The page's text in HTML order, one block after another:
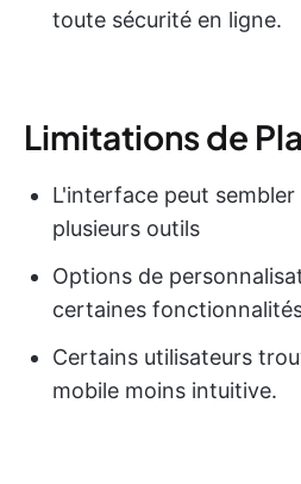
toute sécurité en ligne.
Limitations de
L'interface peut
plusieurs outils
Options de
certaines
Certains utilisateurs
mobile moins intuitive.